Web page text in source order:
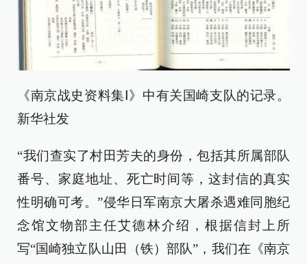
《南京战史资料集Ⅰ》中有关国崎支队的记录。
新华社发
“我们查实了村田芳夫的身份，包括其所属部队
番号、家庭地址、死亡时间等，这封信的真实
性明确可考。”侵华日军南京大屠杀遇难同胞纪
念馆文物部主任艾德林介绍，根据信封上所
写“国崎独立队山田（铁）部队”，我们在《南京